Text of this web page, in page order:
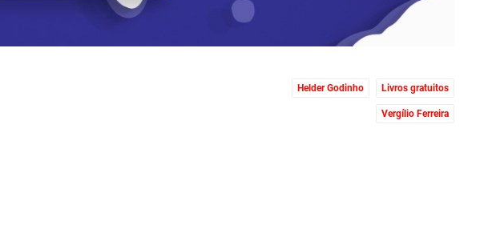
Helder Godinho Livros gratuitos
Vergílio Ferreira